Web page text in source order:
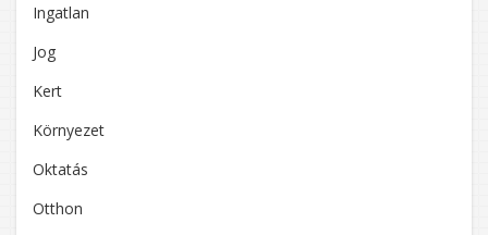
Ingatlan
Jog
Kert
Környezet
Oktatás
Otthon